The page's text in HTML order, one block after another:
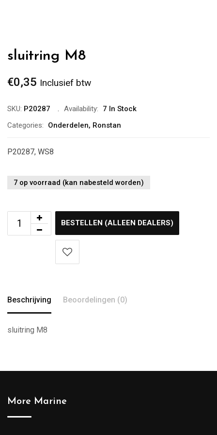
sluitring M8
€0,35 Inclusief btw
SKU: P20287 Availability:
7 In Stock
Categories:
Onderdelen, Ronstan
P20287, WS8
7 op voorraad (kan nabesteld worden)
BESTELLEN (ALLEEN DEALERS)
Beschrijving Beoordelingen (0)
sluitring M8
More Marine